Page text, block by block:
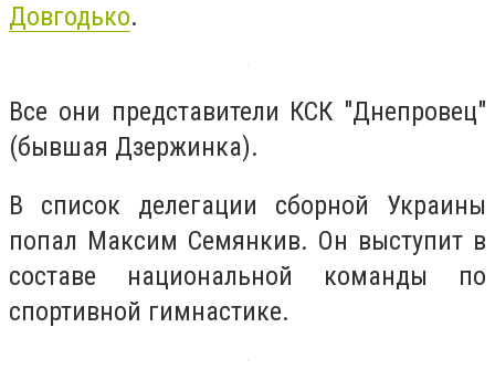
Довгодько.
Все они представители КСК "Днепровец"
(бывшая Дзержинка).
В список делегации сборной Украины
попал Максим Семянкив. Он выступит в
составе национальной команды по
спортивной гимнастике.